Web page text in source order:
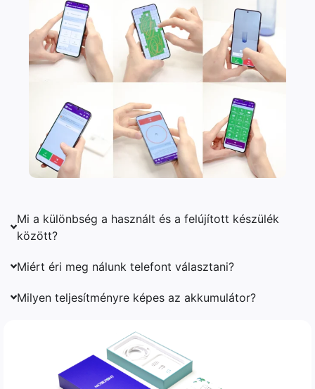
Mi a különbség a használt és a felújított készülék
között?
Miért éri meg nálunk telefont választani?
Milyen teljesítményre képes az akkumulátor?